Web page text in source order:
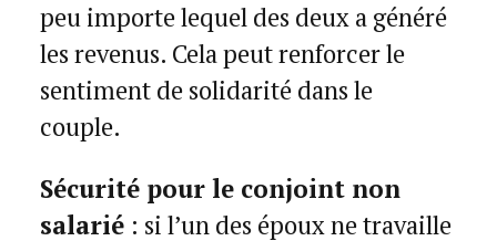
peu importe lequel des deux a généré
les revenus. Cela peut renforcer le
sentiment de solidarité dans le
couple.
Sécurité pour le conjoint non
salarié : si l’un des époux ne travaille